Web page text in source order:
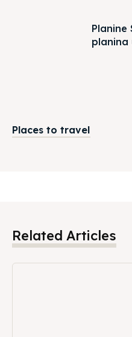
Planine
planina
Places to travel
Related Articles